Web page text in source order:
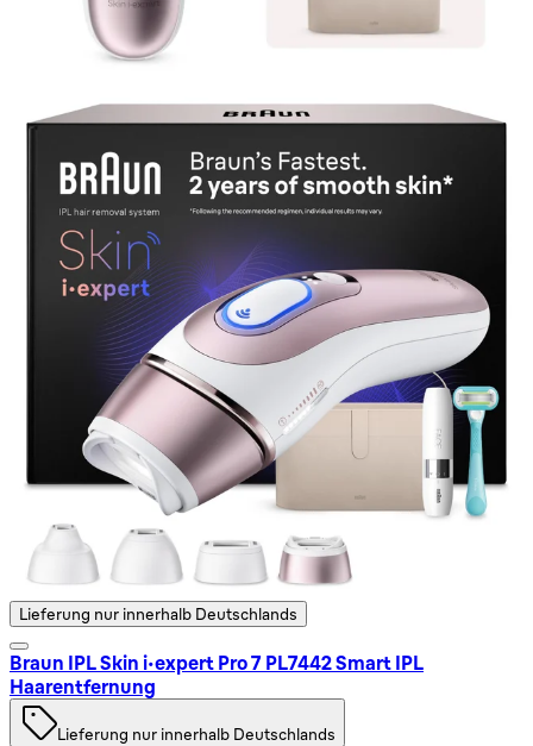
Lieferung nur innerhalb Deutschlands
Braun IPL Skin i·expert Pro 7 PL7442 Smart IPL
Haarentfernung
Lieferung nur innerhalb Deutschlands